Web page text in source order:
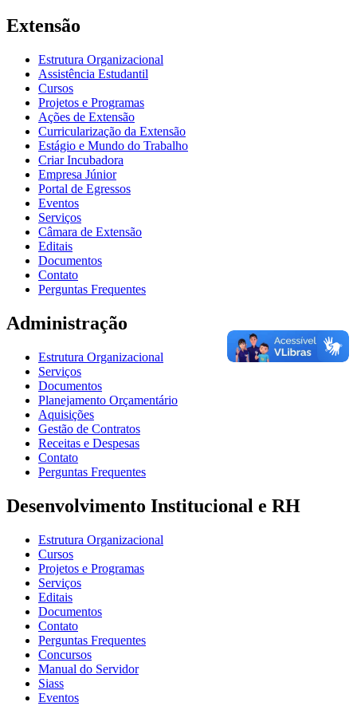
Extensão
Estrutura Organizacional
Assistência Estudantil
Cursos
Projetos e Programas
Ações de Extensão
Curricularização da Extensão
Estágio e Mundo do Trabalho
Criar Incubadora
Empresa Júnior
Portal de Egressos
Eventos
Serviços
Câmara de Extensão
Editais
Documentos
Contato
Perguntas Frequentes
Administração
Estrutura Organizacional
Serviços
Documentos
Planejamento Orçamentário
Aquisições
Gestão de Contratos
Receitas e Despesas
Contato
Perguntas Frequentes
Desenvolvimento Institucional e RH
Estrutura Organizacional
Cursos
Projetos e Programas
Serviços
Editais
Documentos
Contato
Perguntas Frequentes
Concursos
Manual do Servidor
Siass
Eventos